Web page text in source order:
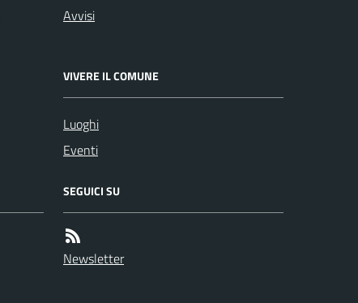
Avvisi
VIVERE IL COMUNE
Luoghi
Eventi
SEGUICI SU
Newsletter